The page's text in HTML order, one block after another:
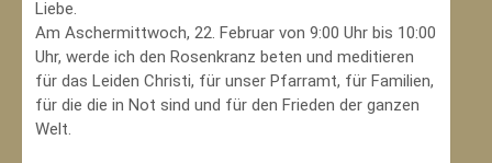
Liebe.
Am Aschermittwoch, 22. Februar von 9:00 Uhr bis 10:00
Uhr, werde ich den Rosenkranz beten und meditieren
für das Leiden Christi, für unser Pfarramt, für Familien,
für die die in Not sind und für den Frieden der ganzen
Welt.